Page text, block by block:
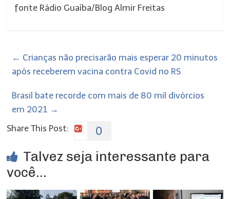
fonte Rádio Guaíba/Blog Almir Freitas
← Crianças não precisarão mais esperar 20 minutos
após receberem vacina contra Covid no RS
Brasil bate recorde com mais de 80 mil divórcios
em 2021 →
Share This Post:
0
Talvez seja interessante para
você...